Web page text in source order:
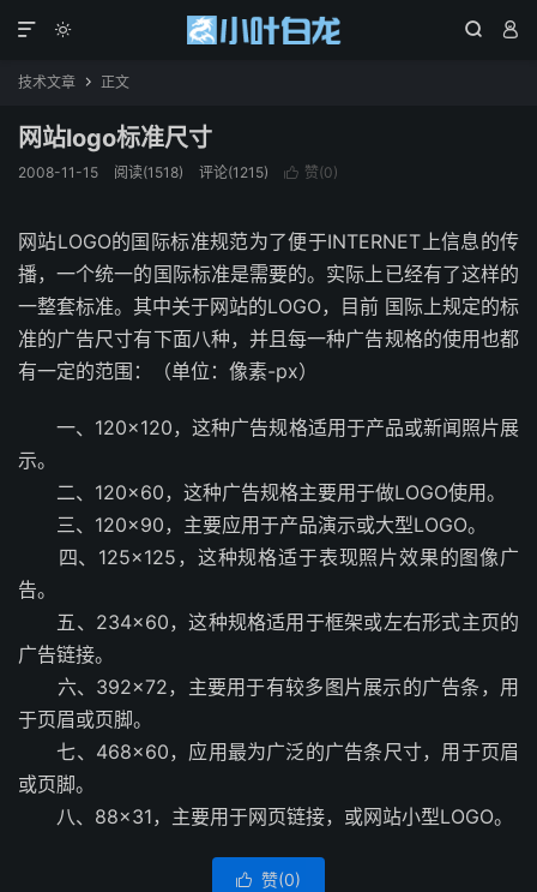
  

技术文章  正文
网站logo标准尺寸
2008-11-15 阅读(1518) 评论(1215)  赞(0)
网站LOGO的国际标准规范为了便于INTERNET上信息的传
播，一个统一的国际标准是需要的。实际上已经有了这样的
一整套标准。其中关于网站的LOGO，目前 国际上规定的标
准的广告尺寸有下面八种，并且每一种广告规格的使用也都
有一定的范围：（单位：像素-px）
一、120×120，这种广告规格适用于产品或新闻照片展
示。
二、120×60，这种广告规格主要用于做LOGO使用。
三、120×90，主要应用于产品演示或大型LOGO。
四、125×125，这种规格适于表现照片效果的图像广
告。
五、234×60，这种规格适用于框架或左右形式主页的
广告链接。
六、392×72，主要用于有较多图片展示的广告条，用
于页眉或页脚。
七、468×60，应用最为广泛的广告条尺寸，用于页眉
或页脚。
八、88×31，主要用于网页链接，或网站小型LOGO。
 赞(0)